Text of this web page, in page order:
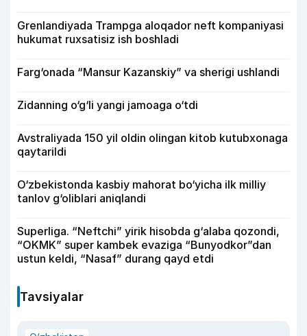
Grenlandiyada Trampga aloqador neft kompaniyasi
hukumat ruxsatisiz ish boshladi
Farg‘onada “Mansur Kazanskiy” va sherigi ushlandi
Zidanning o‘g‘li yangi jamoaga o‘tdi
Avstraliyada 150 yil oldin olingan kitob kutubxonaga
qaytarildi
O‘zbekistonda kasbiy mahorat bo‘yicha ilk milliy
tanlov g‘oliblari aniqlandi
Superliga. “Neftchi” yirik hisobda g‘alaba qozondi,
“OKMK” super kambek evaziga “Bunyodkor”dan
ustun keldi, “Nasaf” durang qayd etdi
Tavsiyalar